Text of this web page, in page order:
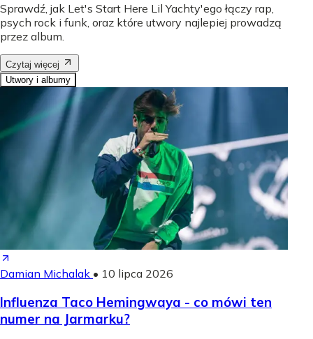
Sprawdź, jak Let's Start Here Lil Yachty'ego łączy rap,
psych rock i funk, oraz które utwory najlepiej prowadzą
przez album.
Czytaj więcej
Utwory i albumy
Damian Michalak • 10 lipca 2026
Influenza Taco Hemingwaya - co mówi ten
numer na Jarmarku?